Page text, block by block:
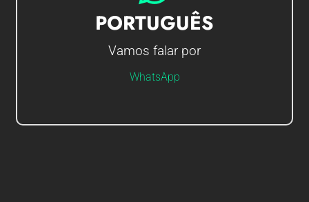
PORTUGUÊS
Vamos falar por
WhatsApp
Olá sou Gerson, em que posso ajudá-lo?
IR AO CHAT